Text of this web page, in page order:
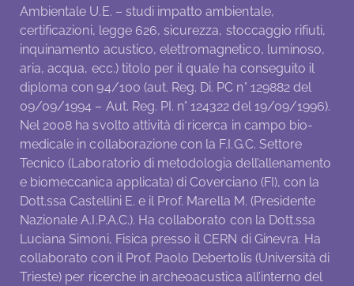
Ambientale U.E. – studi impatto ambientale,
certificazioni, legge 626, sicurezza, stoccaggio rifiuti,
inquinamento acustico, elettromagnetico, luminoso,
aria, acqua, ecc.) titolo per il quale ha conseguito il
diploma con 94/100 (aut. Reg. Di. PC n° 129882 del
09/09/1994 – Aut. Reg. PI. n° 124322 del 19/09/1996).
Nel 2008 ha svolto attività di ricerca in campo bio-
medicale in collaborazione con la F.I.G.C. Settore
Tecnico (Laboratorio di metodologia dell’allenamento
e biomeccanica applicata) di Coverciano (FI), con la
Dott.ssa Castellini E. e il Prof. Marella M. (Presidente
Nazionale A.I.P.A.C.). Ha collaborato con la Dott.ssa
Luciana Simoni, Fisica presso il CERN di Ginevra. Ha
collaborato con il Prof. Paolo Debertolis (Università di
Trieste) per ricerche in archeoacustica all’interno del